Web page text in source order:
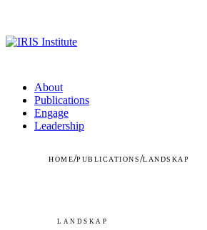
About
Publications
Engage
Leadership
HOME/PUBLICATIONS/LANDSKAP
LANDSKAP